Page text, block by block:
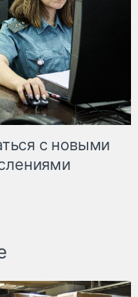
с новыми